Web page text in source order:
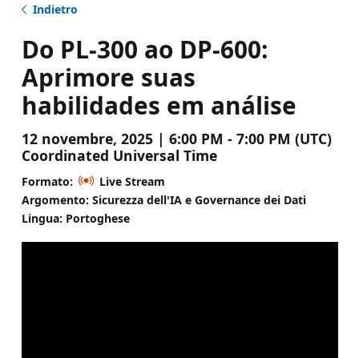
Indietro
Do PL-300 ao DP-600:
Aprimore suas
habilidades em análise
12 novembre, 2025 | 6:00 PM - 7:00 PM (UTC)
Coordinated Universal Time
Formato:
Live Stream
Argomento: Sicurezza dell'IA e Governance dei Dati
Lingua: Portoghese